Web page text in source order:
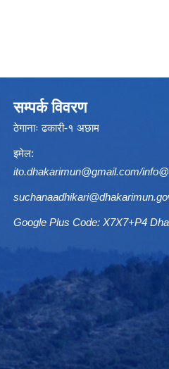
सम्पर्क विवरण
ठेगानाः ढकारी-१ अछाम
इमेल:
ito.dhakarimun@gmail.com/
Google Plus Code: X7X7+P4